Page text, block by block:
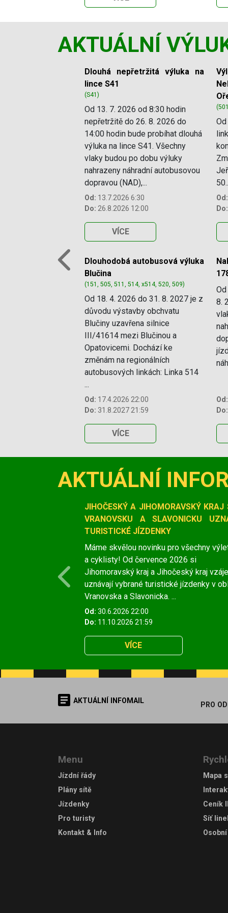
AKTUÁLNÍ
Slide 1 of 11
Dlouhá nepřetržitá výluka na
lince S41
(S41)
Od 13. 7. 2026 od 8:30 hodin
nepřetržitě do 26. 8. 2026 do
14:00 hodin bude probíhat dlouhá
výluka na lince S41. Všechny
vlaky budou po dobu výluky
nahrazeny náhradní autobusovou
dopravou (NAD),...
Od: 13.7.2026 6:30
Do: 26.8.2026 12:00
VÍCE
Od:
Do:
Dlouhodobá autobusová výluka
Blučina
(151, 505, 511, 514, x514, 520, 509)
Od 18. 4. 2026 do 31. 8. 2027 je z
důvodu výstavby obchvatu
Blučiny uzavřena silnice
III/41614 mezi Blučinou a
Opatovicemi. Dochází ke
změnám na regionálních
autobusových linkách: Linka 514
...
Od: 17.4.2026 22:00
Do: 31.8.2027 21:59
VÍCE
8.
Od:
Do:
Previous
AKTUÁLNÍ
Slide 1 of 1
JIHOČESKÝ A JIHOMORAVSKÝ KRAJ
VRANOVSKU A SLAVONICKU
TURISTICKÉ JÍZDENKY
Máme skvělou novinku pro všechny
a cyklisty! Od července 2026 si
Jihomoravský kraj a Jihočeský kraj
uznávají vybrané turistické jízdenky v
Vranovska a Slavonicka. ...
Od: 30.6.2026 22:00
Do: 11.10.2026 21:59
VÍCE
Previous
AKTUÁLNÍ INFOMAIL PRO
Menu
Jízdní řády
Plány sítě
Jízdenky
Pro turisty
Kontakt & Info
Mapa
Ceník
Síť